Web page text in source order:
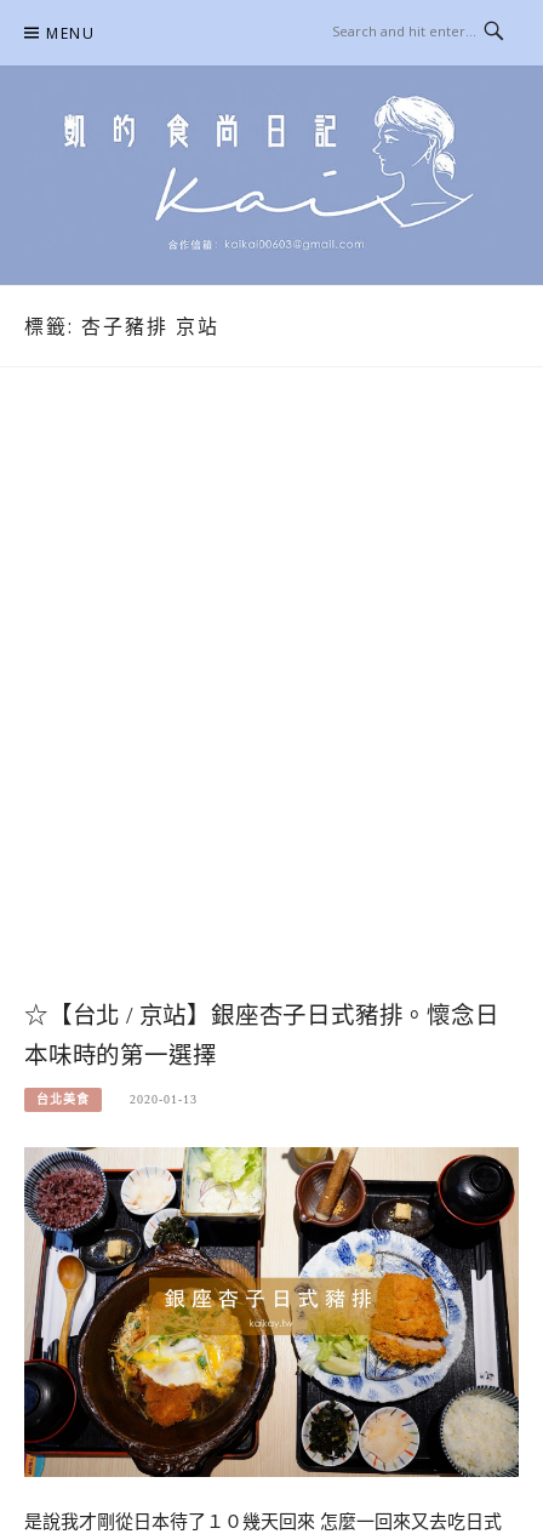
content
MENU
標籤: 杏子豬排 京站
☆【台北 / 京站】銀座杏子日式豬排。懷念日
本味時的第一選擇
台北美食 2020-01-13
是說我才剛從日本待了１０幾天回來 怎麼一回來又去吃日式